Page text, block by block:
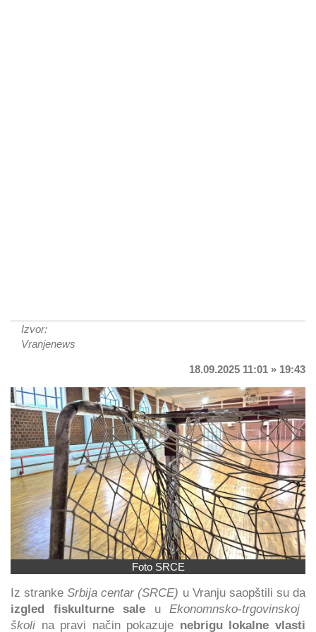
Izvor:
Vranjenews
18.09.2025 11:01 » 19:43
Foto SRCE
Iz strankeSrbija centar (SRCE) u Vranju saopštili su da
izgled fiskulturne sale uEkonomnsko-trgovinskoj
školi na pravi način pokazuje nebrigu lokalne vlasti